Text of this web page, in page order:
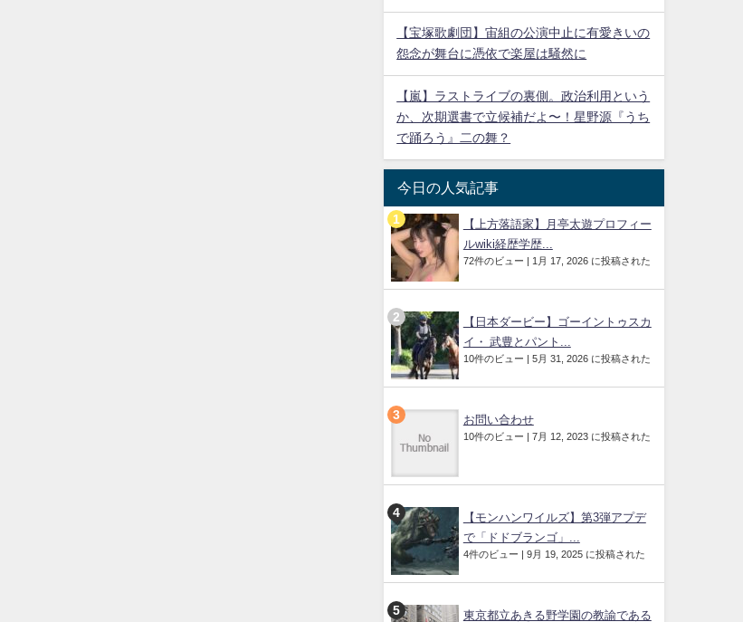
【宝塚歌劇団】宙組の公演中止に有愛きいの
怨念が舞台に憑依で楽屋は騒然に
【嵐】ラストライブの裏側。政治利用という
か、次期選書で立候補だよ〜！星野源『うち
で踊ろう』二の舞？
今日の人気記事
【上方落語家】月亭太遊プロフィー
ルwiki経歴学歴...
72件のビュー | 1月 17, 2026 に投稿された
【日本ダービー】ゴーイントゥスカ
イ・ 武豊とパント...
10件のビュー | 5月 31, 2026 に投稿された
お問い合わせ
10件のビュー | 7月 12, 2023 に投稿された
【モンハンワイルズ】第3弾アプデ
で「ドドブランゴ」...
4件のビュー | 9月 19, 2025 に投稿された
東京都立あきる野学園の教諭である